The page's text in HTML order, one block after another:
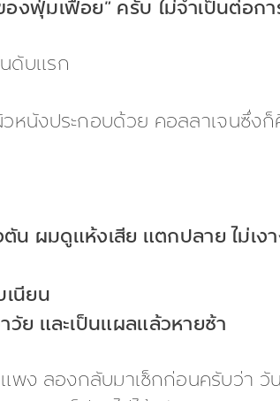
องฟุ่มเฟือย” ครับ ไม่จำเป็นต่อก
ดับแรก
วหนังประกอบด้วย คอลลาเจนซึ่ง
ผมดูแห้งเสีย แตกปลาย ไม่เงา
เนียน
วัย และเป็นแผลแล้วหายช้า
แพง ลองกลับมาเช็กก่อนครับว่า